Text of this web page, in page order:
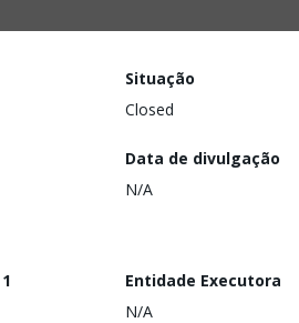
Situação
Closed
Data de divulgação
N/A
1
Entidade Executora
N/A